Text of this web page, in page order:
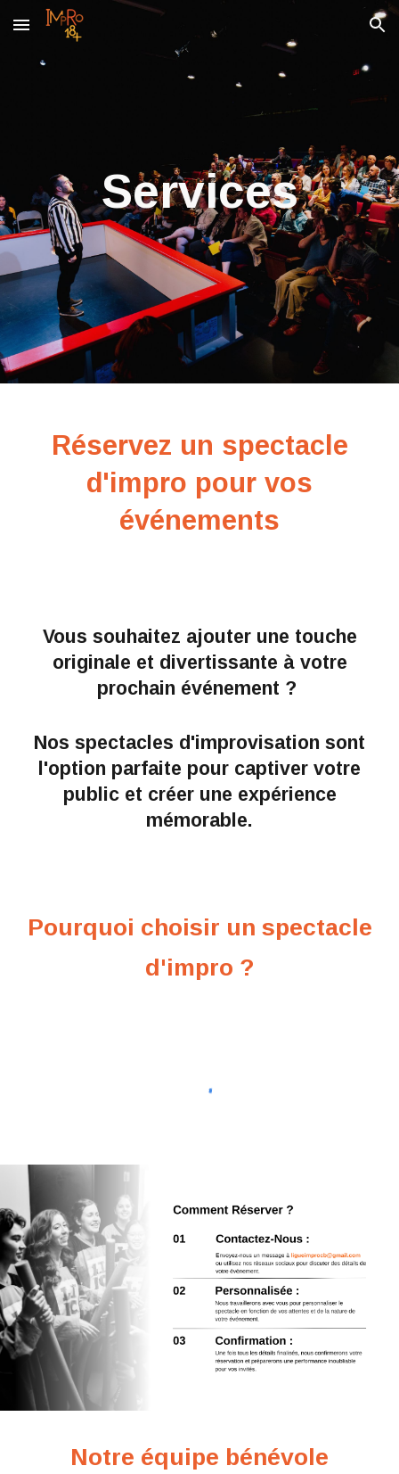
Skip to main content Skip to navigation
Services
Réservez un spectacle
d'impro pour vos
événements
Vous souhaitez ajouter une touche
originale et divertissante à votre
prochain événement ?
Nos spectacles d'improvisation sont
l'option parfaite pour captiver votre
public et créer une expérience
mémorable.
Pourquoi choisir un spectacle
d'impro ?
Notre équipe bénévole